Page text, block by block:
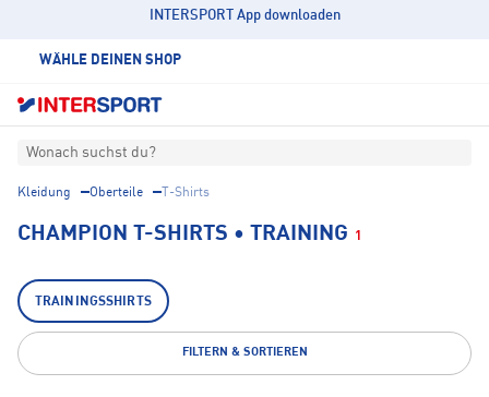
INTERSPORT App downloaden
WÄHLE DEINEN SHOP
Wonach suchst du?
Kleidung Oberteile T-Shirts
CHAMPION T-SHIRTS • TRAINING 1
TRAININGSSHIRTS
FILTERN & SORTIEREN